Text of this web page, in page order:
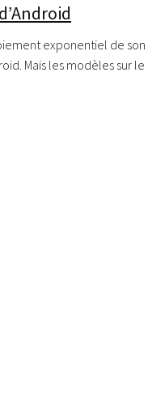
exponentiel de son
Mais les modèles sur le